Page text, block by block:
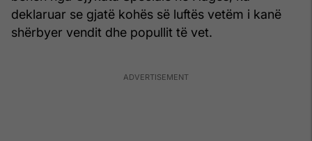
deklaruar se gjatë kohës së luftës vetëm i kanë
shërbyer vendit dhe popullit të vet.